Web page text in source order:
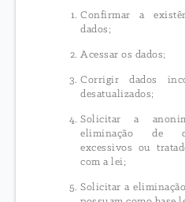
Confirmar a
dados;
Acessar os dados;
Corrigir dados
desatualizados;
Solicitar a
eliminação de
excessivos ou
com a lei;
Solicitar a